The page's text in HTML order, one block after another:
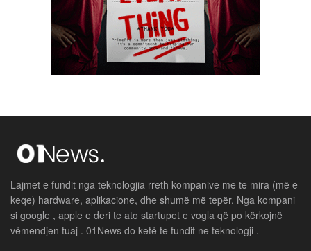
Lajmet e fundit nga teknologjia rreth kompanive me te mira (më e
keqe) hardware, aplikacione, dhe shumë më tepër. Nga kompani
si google , apple e deri te ato startupet e vogla që po kërkojnë
vëmendjen tuaj . 01News do ketë te fundit ne teknologji .